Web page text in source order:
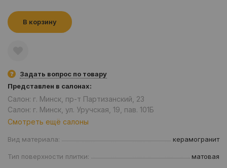
В корзину
Задать вопрос по товару
Представлен в салонах:
Салон: г. Минск, пр-т Партизанский, 23
Салон: г. Минск, ул. Уручская, 19, пав. 101Б
Смотреть ещё салоны
Вид материала: керамогранит
Тип поверхности плитки: матовая